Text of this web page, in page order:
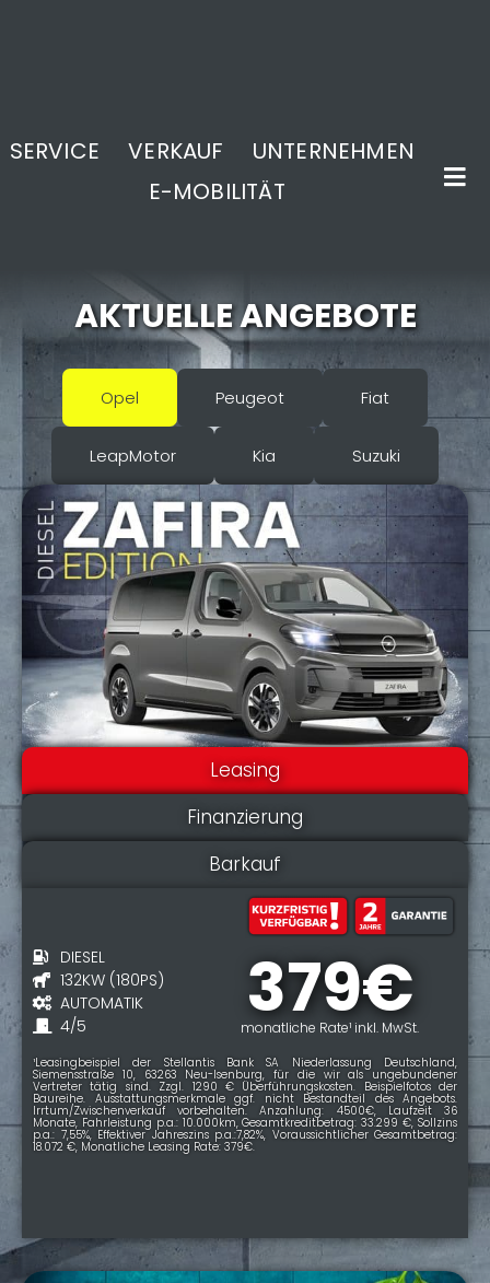
SERVICE VERKAUF
UNTERNEHMEN
E-MOBILITÄT
AKTUELLE ANGEBOTE
Opel Peugeot Fiat
LeapMotor Kia Suzuki
Leasing
Finanzierung
Barkauf
DIESEL
132KW (180PS)
AUTOMATIK
4/5
379€
monatliche Rate¹ inkl. MwSt.
¹Leasingbeispiel der Stellantis Bank SA Niederlassung Deutschland,
Siemensstraße 10, 63263 Neu-Isenburg, für die wir als ungebundener
Vertreter tätig sind. Zzgl. 1290 € Überführungskosten. Beispielfotos der
Baureihe. Ausstattungsmerkmale ggf. nicht Bestandteil des Angebots.
Irrtum/Zwischenverkauf vorbehalten. Anzahlung: 4500€, Laufzeit 36
Monate, Fahrleistung p.a.: 10.000km, Gesamtkreditbetrag: 33.299 €, Sollzins
p.a.: 7,55%, Effektiver Jahreszins p.a.:7,82%, Voraussichtlicher Gesamtbetrag:
18.072 €, Monatliche Leasing Rate: 379€.